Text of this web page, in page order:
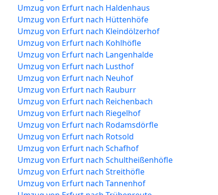
Umzug von Erfurt nach Haldenhaus
Umzug von Erfurt nach Hüttenhöfe
Umzug von Erfurt nach Kleindölzerhof
Umzug von Erfurt nach Kohlhöfle
Umzug von Erfurt nach Langenhalde
Umzug von Erfurt nach Lusthof
Umzug von Erfurt nach Neuhof
Umzug von Erfurt nach Rauburr
Umzug von Erfurt nach Reichenbach
Umzug von Erfurt nach Riegelhof
Umzug von Erfurt nach Rodamsdörfle
Umzug von Erfurt nach Rotsold
Umzug von Erfurt nach Schafhof
Umzug von Erfurt nach Schultheißenhöfle
Umzug von Erfurt nach Streithöfle
Umzug von Erfurt nach Tannenhof